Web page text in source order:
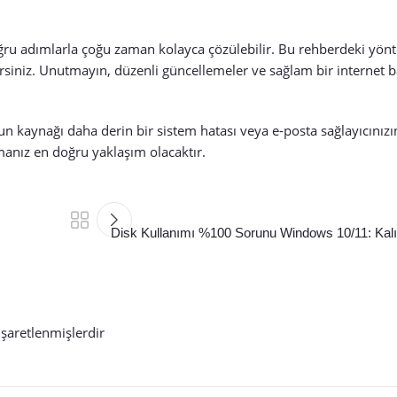
adımlarla çoğu zaman kolayca çözülebilir. Bu rehberdeki
Unutmayın, düzenli güncellemeler ve sağlam bir internet
daha derin bir sistem hatası veya e-posta
en doğru yaklaşım olacaktır.
Disk Kullanımı %100 Sorunu Windows 10/11: